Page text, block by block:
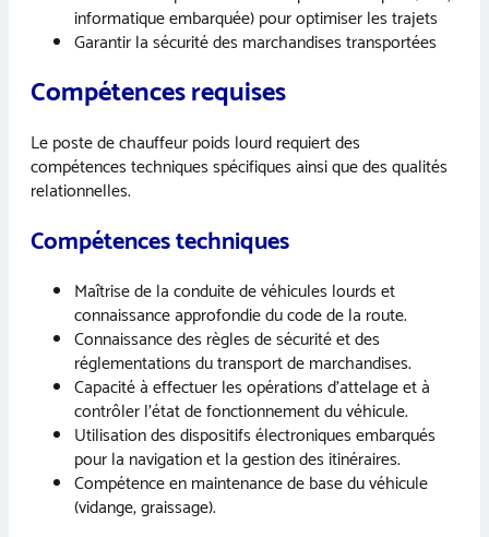
informatique embarquée) pour optimiser les trajets
Garantir la sécurité des marchandises transportées
Compétences requises
Le poste de chauffeur poids lourd requiert des
compétences techniques spécifiques ainsi que des qualités
relationnelles.
Compétences techniques
Maîtrise de la conduite de véhicules lourds et
connaissance approfondie du code de la route.
Connaissance des règles de sécurité et des
réglementations du transport de marchandises.
Capacité à effectuer les opérations d’attelage et à
contrôler l’état de fonctionnement du véhicule.
Utilisation des dispositifs électroniques embarqués
pour la navigation et la gestion des itinéraires.
Compétence en maintenance de base du véhicule
(vidange, graissage).